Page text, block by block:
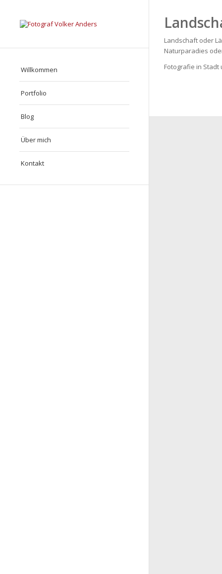
Willkommen
Portfolio
Blog
Über mich
Kontakt
Landschaft oder
Naturparadies
Fotografie in Stadt